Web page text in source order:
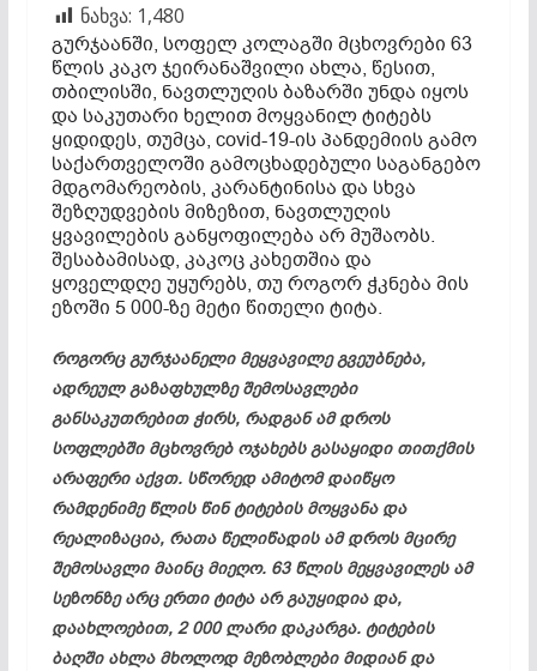
ნახვა: 1,480
გურჯაანში, სოფელ კოლაგში მცხოვრები 63
წლის კაკო ჯეირანაშვილი ახლა, წესით,
თბილისში, ნავთლუღის ბაზარში უნდა იყოს
და საკუთარი ხელით მოყვანილ ტიტებს
ყიდიდეს, თუმცა, covid-19-ის პანდემიის გამო
საქართველოში გამოცხადებული საგანგებო
მდგომარეობის, კარანტინისა და სხვა
შეზღუდვების მიზეზით, ნავთლუღის
ყვავილების განყოფილება არ მუშაობს.
შესაბამისად, კაკოც კახეთშია და
ყოველდღე უყურებს, თუ როგორ ჭკნება მის
ეზოში 5 000-ზე მეტი წითელი ტიტა.
როგორც გურჯაანელი მეყვავილე გვეუბნება,
ადრეულ გაზაფხულზე შემოსავლები
განსაკუთრებით ჭირს, რადგან ამ დროს
სოფლებში მცხოვრებ ოჯახებს გასაყიდი თითქმის
არაფერი აქვთ. სწორედ ამიტომ დაიწყო
რამდენიმე წლის წინ ტიტების მოყვანა და
რეალიზაცია, რათა წელიწადის ამ დროს მცირე
შემოსავლი მაინც მიეღო. 63 წლის მეყვავილეს ამ
სეზონზე არც ერთი ტიტა არ გაუყიდია და,
დაახლოებით, 2 000 ლარი დაკარგა. ტიტების
ბაღში ახლა მხოლოდ მეზობლები მიდიან და